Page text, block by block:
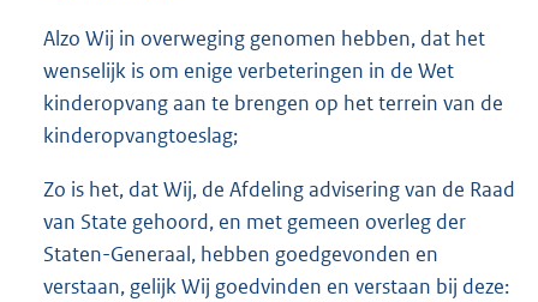
Alzo Wij in overweging genomen hebben, dat het
wenselijk is om enige verbeteringen in de Wet
kinderopvang aan te brengen op het terrein van de
kinderopvangtoeslag;
Zo is het, dat Wij, de Afdeling advisering van de Raad
van State gehoord, en met gemeen overleg der
Staten-Generaal, hebben goedgevonden en
verstaan, gelijk Wij goedvinden en verstaan bij deze: